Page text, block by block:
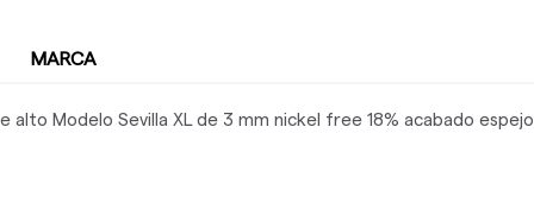
MARCA
alto Modelo Sevilla XL de 3 mm nickel free 18% acabado espejo